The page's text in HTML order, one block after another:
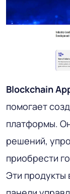
Blockchain
помогает
платформы.
решений,
приобрести
Эти продукты